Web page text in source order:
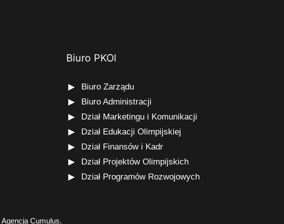
Biuro PKOl
Biuro Zarządu
Biuro Administracji
Dział Marketingu i Komunikacji
Dział Edukacji Olimpijskiej
Dział Finansów i Kadr
Dział Projektów Olimpijskich
Dział Programów Rozwojowych
Agencja Cumulus.